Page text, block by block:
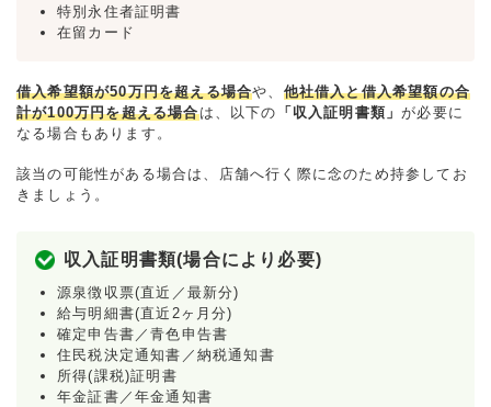
特別永住者証明書
在留カード
借入希望額が50万円を超える場合や、 他社借入と借入希望額の合
計が100万円を超える場合は、以下の 「収入証明書類」が必要に
なる場合もあります。
該当の可能性がある場合は、店舗へ行く際に念のため持参してお
きましょう。
収入証明書類(場合により必要)
源泉徴収票(直近／最新分)
給与明細書(直近2ヶ月分)
確定申告書／青色申告書
住民税決定通知書／納税通知書
所得(課税)証明書
年金証書／年金通知書